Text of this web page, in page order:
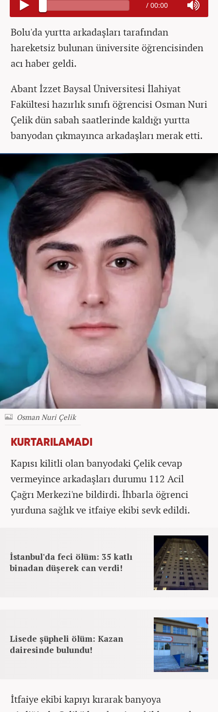
/ 00:00
Bolu'da yurtta arkadaşları tarafından
hareketsiz bulunan üniversite öğrencisinden
acı haber geldi.
Abant İzzet Baysal Üniversitesi İlahiyat
Fakültesi hazırlık sınıfı öğrencisi Osman Nuri
Çelik dün sabah saatlerinde kaldığı yurtta
banyodan çıkmayınca arkadaşları merak etti.
Osman Nuri Çelik
KURTARILAMADI
Kapısı kilitli olan banyodaki Çelik cevap
vermeyince arkadaşları durumu 112 Acil
Çağrı Merkezi'ne bildirdi. İhbarla öğrenci
yurduna sağlık ve itfaiye ekibi sevk edildi.
İstanbul'da feci ölüm: 35 katlı
binadan düşerek can verdi!
Lisede şüpheli ölüm: Kazan
dairesinde bulundu!
İtfaiye ekibi kapıyı kırarak banyoya